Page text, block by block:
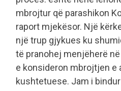
mbrojtur që parashikon
raport mjekësor. Një
një trup gjykues ku
të pranohej menjëherë
e konsideron mbrojtjen e
kushtetuese. Jam i